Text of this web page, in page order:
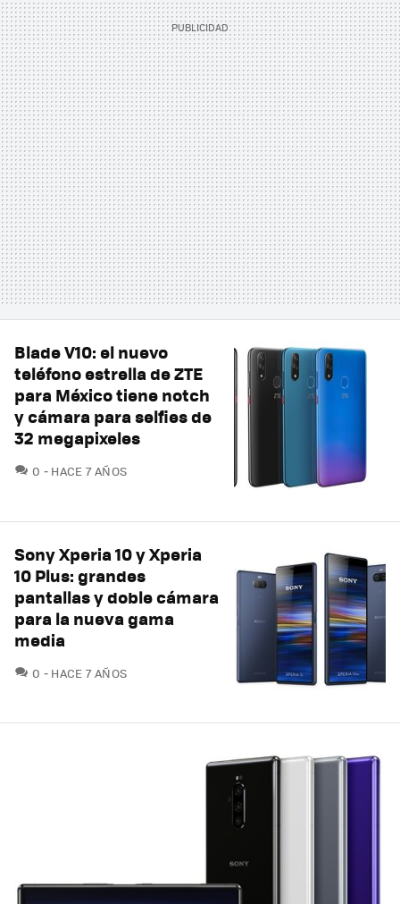
Blade V10: el nuevo
teléfono estrella de ZTE
para México tiene notch
y cámara para selfies de
32 megapixeles
0 COMENTARIOS
HACE 7 AÑOS
Sony Xperia 10 y Xperia
10 Plus: grandes
pantallas y doble cámara
para la nueva gama
media
0 COMENTARIOS
HACE 7 AÑOS